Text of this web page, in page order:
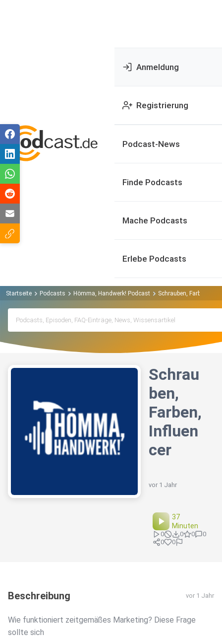
Anmeldung
Registrierung
Podcast-News
Finde Podcasts
Mache Podcasts
Erlebe Podcasts
Startseite Podcasts Hömma, Handwerk! Podcast Schrauben, Farben,
Schrau
ben,
Farben,
Influen
cer
vor 1 Jahr
37
Minuten
0 0 0
0
0
0
Beschreibung vor 1 Jahr
Wie funktioniert zeitgemäßes Marketing? Diese Frage
sollte sich